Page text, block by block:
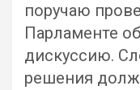
поручаю
Парламенте
дискуссию.
решения